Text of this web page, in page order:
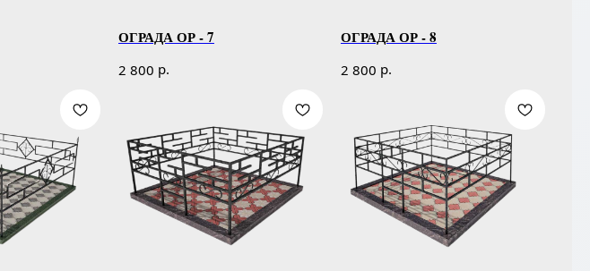
ОГРАДА ОР - 7
2 800 р.
ОГРАДА ОР - 8
2 800 р.